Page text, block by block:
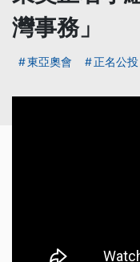
灣事務」
東亞奧會 正名公投